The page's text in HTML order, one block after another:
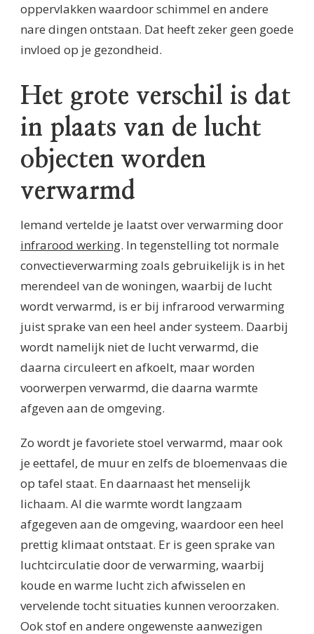
oppervlakken waardoor schimmel en andere
nare dingen ontstaan. Dat heeft zeker geen goede
invloed op je gezondheid.
Het grote verschil is dat
in plaats van de lucht
objecten worden
verwarmd
Iemand vertelde je laatst over verwarming door
infrarood werking. In tegenstelling tot normale
convectieverwarming zoals gebruikelijk is in het
merendeel van de woningen, waarbij de lucht
wordt verwarmd, is er bij infrarood verwarming
juist sprake van een heel ander systeem. Daarbij
wordt namelijk niet de lucht verwarmd, die
daarna circuleert en afkoelt, maar worden
voorwerpen verwarmd, die daarna warmte
afgeven aan de omgeving.
Zo wordt je favoriete stoel verwarmd, maar ook
je eettafel, de muur en zelfs de bloemenvaas die
op tafel staat. En daarnaast het menselijk
lichaam. Al die warmte wordt langzaam
afgegeven aan de omgeving, waardoor een heel
prettig klimaat ontstaat. Er is geen sprake van
luchtcirculatie door de verwarming, waarbij
koude en warme lucht zich afwisselen en
vervelende tocht situaties kunnen veroorzaken.
Ook stof en andere ongewenste aanwezigen